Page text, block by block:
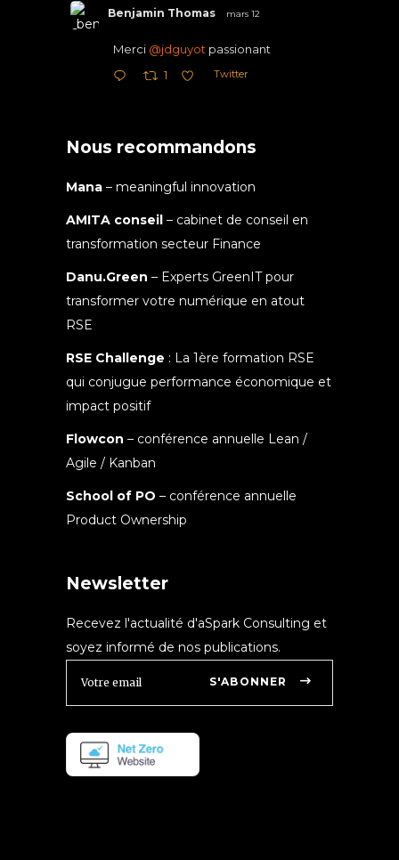
Benjamin Thomas mars 12
Merci @jdguyot passionant
1 Twitter
Nous recommandons
Mana – meaningful innovation
AMITA conseil – cabinet de conseil en
transformation secteur Finance
Danu.Green – Experts GreenIT pour
transformer votre numérique en atout
RSE
RSE Challenge : La 1ère formation RSE
qui conjugue performance économique et
impact positif
Flowcon – conférence annuelle Lean /
Agile / Kanban
School of PO – conférence annuelle
Product Ownership
Newsletter
Recevez l'actualité d'aSpark Consulting et
soyez informé de nos publications.
S'ABONNER